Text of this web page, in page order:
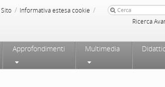
/ Informativa estesa cookie /
Ricerca
Approfondimenti Multimedia